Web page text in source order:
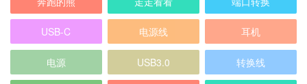
USB-C 电源线 耳机
电源 USB3.0 转换线